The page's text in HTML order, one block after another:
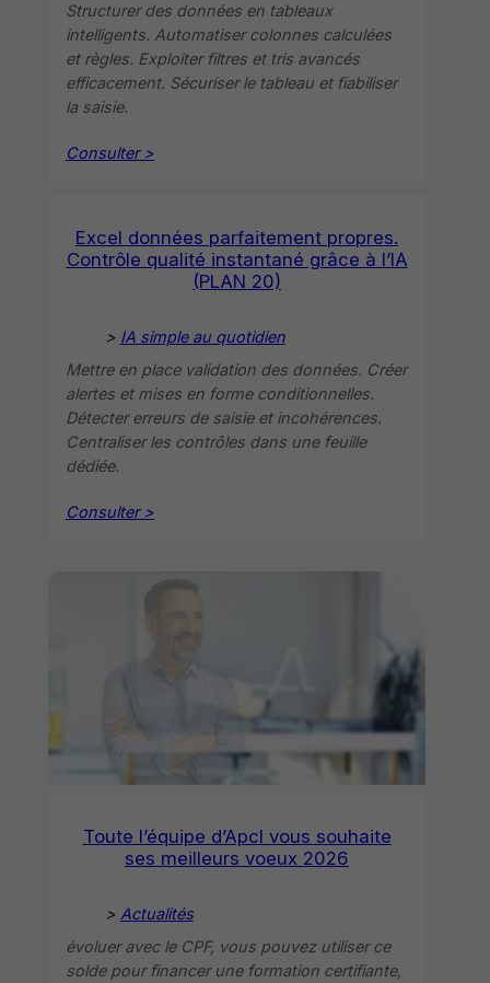
Structurer des données en tableaux
intelligents. Automatiser colonnes calculées
et règles. Exploiter filtres et tris avancés
efficacement. Sécuriser le tableau et fiabiliser
la saisie.
Consulter >
Excel données parfaitement propres.
Contrôle qualité instantané grâce à l’IA
(PLAN 20)
> IA simple au quotidien
Mettre en place validation des données. Créer
alertes et mises en forme conditionnelles.
Détecter erreurs de saisie et incohérences.
Centraliser les contrôles dans une feuille
dédiée.
Consulter >
Toute l’équipe d’Apcl vous souhaite
ses meilleurs voeux 2026
> Actualités
évoluer avec le CPF, vous pouvez utiliser ce
solde pour financer une formation certifiante,